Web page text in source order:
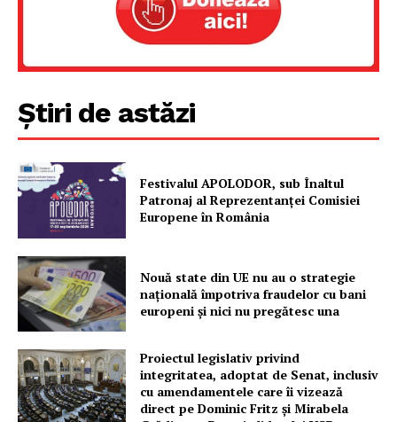
Știri de astăzi
Festivalul APOLODOR, sub Înaltul
Patronaj al Reprezentanței Comisiei
Europene în România
Nouă state din UE nu au o strategie
națională împotriva fraudelor cu bani
europeni și nici nu pregătesc una
Proiectul legislativ privind
integritatea, adoptat de Senat, inclusiv
cu amendamentele care îi vizează
direct pe Dominic Fritz și Mirabela